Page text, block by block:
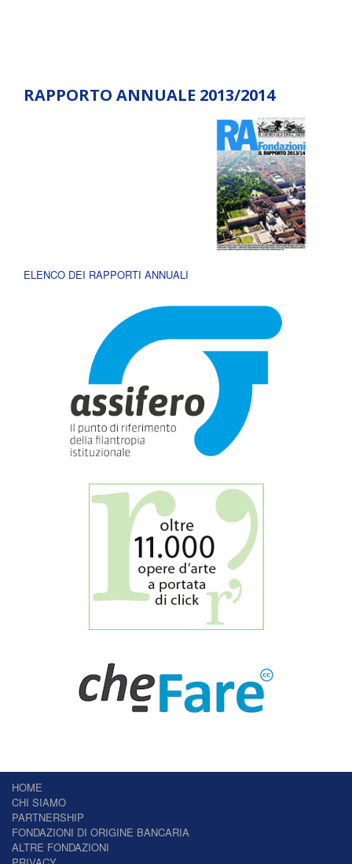
RAPPORTO ANNUALE 2013/2014
ELENCO DEI RAPPORTI ANNUALI
HOME
CHI SIAMO
PARTNERSHIP
FONDAZIONI DI ORIGINE BANCARIA
ALTRE FONDAZIONI